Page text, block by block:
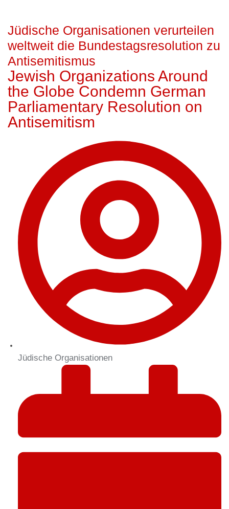
Jüdische Organisationen verurteilen
weltweit die Bundestagsresolution zu
Antisemitismus
Jewish Organizations Around
the Globe Condemn German
Parliamentary Resolution on
Antisemitism
Jüdische Organisationen